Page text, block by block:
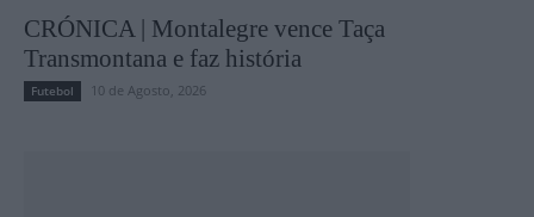
CRÓNICA | Montalegre vence Taça
Transmontana e faz história
Futebol 10 de Agosto, 2026